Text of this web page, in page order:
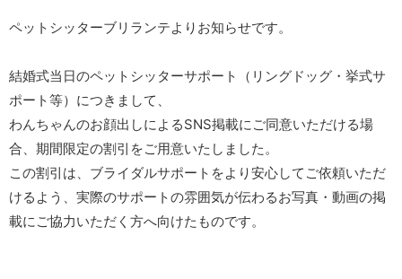
ペットシッターブリランテよりお知らせです。
結婚式当日のペットシッターサポート（リングドッグ・挙式サ
ポート等）につきまして、
わんちゃんのお顔出しによるSNS掲載にご同意いただける場
合、期間限定の割引をご用意いたしました。
この割引は、ブライダルサポートをより安心してご依頼いただ
けるよう、実際のサポートの雰囲気が伝わるお写真・動画の掲
載にご協力いただく方へ向けたものです。